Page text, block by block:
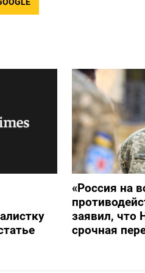
«Россия на
заявил, что
срочная